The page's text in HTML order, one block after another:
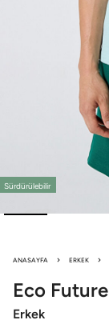
Sürdürülebilir
ANASAYFA ERKEK
Eco Future
Erkek